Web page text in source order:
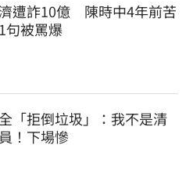
遭詐10億　陳時中4年前苦
句被罵爆
「拒倒垃圾」：我不是清
！下場慘